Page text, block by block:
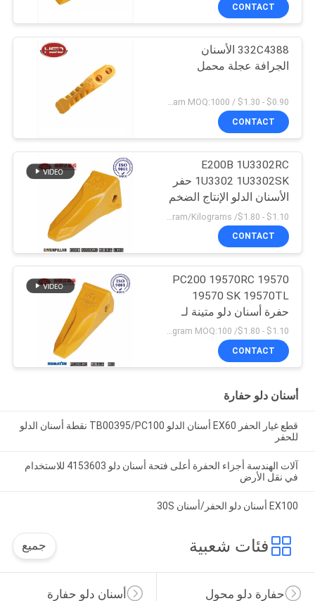
CONTACT
332C4388 الأسنان
الجرافة عجلة محمل
CONTACT
E200B 1U3302RC
1U3302 1U3302SK حفر
الأسنان الدلو الإنتاج الضخم
CONTACT
PC200 19570RC 19570
19570 SK 19570TL
حفرة أسنان دلو متينة لـ
كوماتسو
$1.10 - $1.80/ Kilogram MOQ:100 كيلوغرام / كيلوغرام
CONTACT
أسنان دلو حفارة
قطع غيار الحفر EX60 أسنان الدلو TB00395/PC100 نقطة أسنان الدلو
للحفر
آلات الهندسة أجزاء الحفرة أعلى فتحة أسنان دلو 4153603 للاستخدام
في نقل الأرض
EX100 أسنان دلو الحفر/أسنان 30S
فئات شعبية جميع
أسنان دلو حفارة حفارة دلو محول